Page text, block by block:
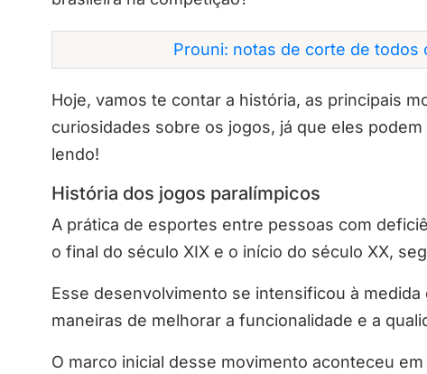
Prouni: notas de corte de
Hoje, vamos te contar a história, as principais
curiosidades sobre os jogos, já que eles
lendo!
História dos jogos paralímpicos
A prática de esportes entre pessoas com
o final do século XIX e o início do século XX,
Esse desenvolvimento se intensificou à
maneiras de melhorar a funcionalidade e a
O marco inicial desse movimento aconteceu